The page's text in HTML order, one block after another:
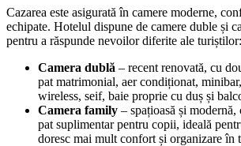
Cazarea este asigurată în camere moderne,
echipate. Hotelul dispune de camere duble și
pentru a răspunde nevoilor diferite ale turiștilor:
Camera dublă – recent renovată, cu
pat matrimonial, aer condiționat,
wireless, seif, baie proprie cu duș și
Camera family – spațioasă și
pat suplimentar pentru copii, ideală
doresc mai mult confort și organizare în